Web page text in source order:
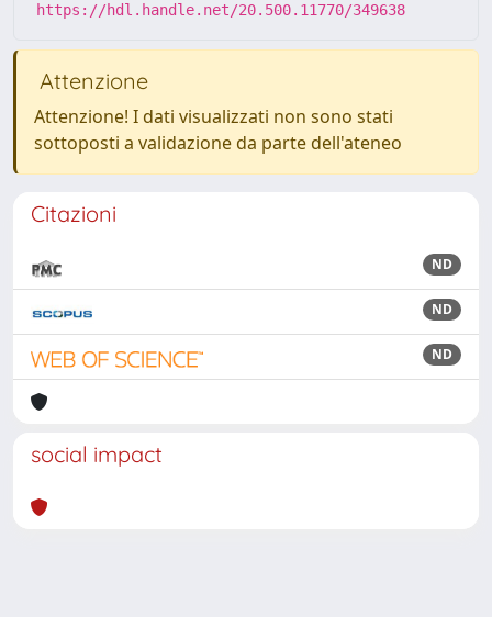
https://hdl.handle.net/20.500.11770/349638
Attenzione
Attenzione! I dati visualizzati non sono stati
sottoposti a validazione da parte dell'ateneo
Citazioni
ND
ND
ND
social impact